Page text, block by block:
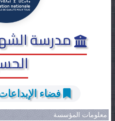
مدرسة
فضاء الإبداعات
معلومات المؤسسة